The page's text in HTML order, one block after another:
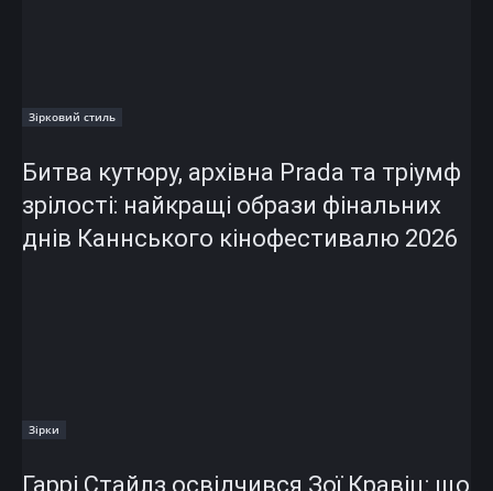
Зірковий стиль
Битва кутюру, архівна Prada та тріумф
зрілості: найкращі образи фінальних
днів Каннського кінофестивалю 2026
Зірки
Гаррі Стайлз освідчився Зої Кравіц: що